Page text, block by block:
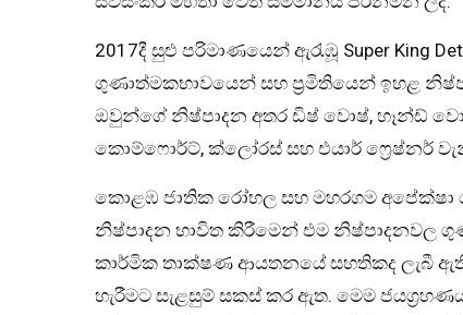
2017දී සුළු පරිමාණයෙන් ඇරැඹූ Super King
ගුණාත්මකභාවයෙන් සහ ප්‍රමිතියෙන් ඉහළ
ඔවුන්ගේ නිෂ්පාදන අතර ඩිෂ් වොෂ්, හෑන්ඩ්
කොම්ෆොර්ට්, ක්ලෝරස් සහ එයාර් ෆ්‍රෙෂ්නර්
කොළඹ ජාතික රෝහල සහ මහරගම අපේක්ෂා
නිෂ්පාදන භාවිත කිරීමෙන් එම නිෂ්පාදනවල
කාර්මික තාක්ෂණ ආයතනයේ සහතිකද ලැබී ඇති
හැරීමට සැළසුම් සකස් කර ඇත. මෙම